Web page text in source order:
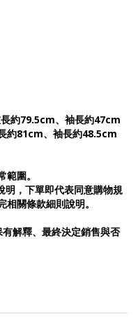
約79.5cm、袖長約47cm
約81cm、袖長約48.5cm
圍。
明，下單即代表同意購物規
關條款細則說明。
解釋、最終決定銷售與否